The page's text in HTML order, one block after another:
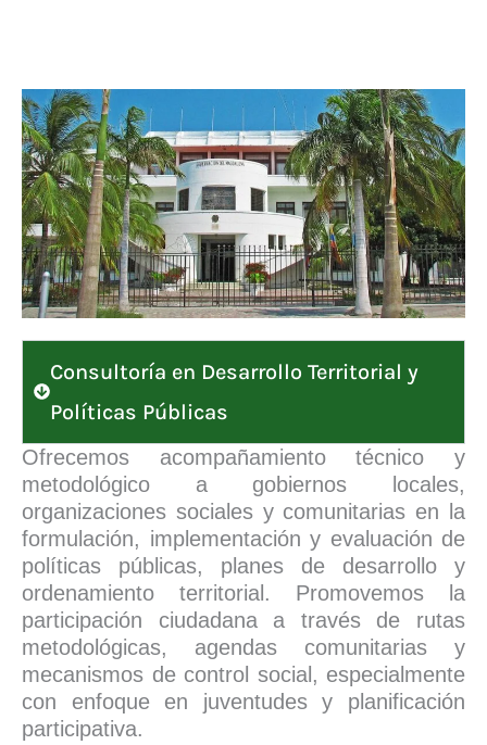
Consultoría en Desarrollo Territorial y
Políticas Públicas
Ofrecemos acompañamiento técnico y
metodológico a gobiernos locales,
organizaciones sociales y comunitarias en la
formulación, implementación y evaluación de
políticas públicas, planes de desarrollo y
ordenamiento territorial. Promovemos la
participación ciudadana a través de rutas
metodológicas, agendas comunitarias y
mecanismos de control social, especialmente
con enfoque en juventudes y planificación
participativa.